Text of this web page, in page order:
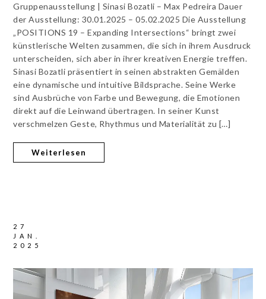
Gruppenausstellung | Sinasi Bozatli – Max Pedreira Dauer
der Ausstellung: 30.01.2025 – 05.02.2025 Die Ausstellung
„POSITIONS 19 – Expanding Intersections“ bringt zwei
künstlerische Welten zusammen, die sich in ihrem Ausdruck
unterscheiden, sich aber in ihrer kreativen Energie treffen.
Sinasi Bozatli präsentiert in seinen abstrakten Gemälden
eine dynamische und intuitive Bildsprache. Seine Werke
sind Ausbrüche von Farbe und Bewegung, die Emotionen
direkt auf die Leinwand übertragen. In seiner Kunst
verschmelzen Geste, Rhythmus und Materialität zu […]
Weiterlesen
27
JAN.
2025